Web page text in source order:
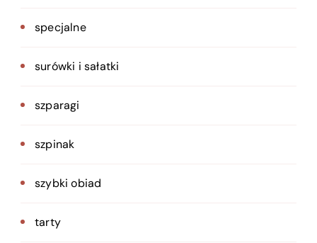
specjalne
surówki i sałatki
szparagi
szpinak
szybki obiad
tarty